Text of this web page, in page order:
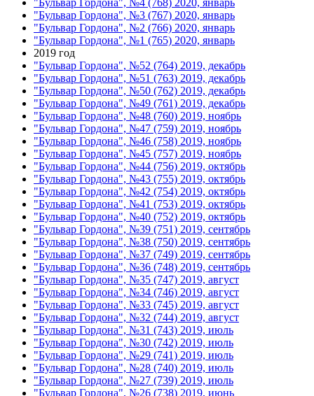
"Бульвар Гордона", №4 (768) 2020, январь
"Бульвар Гордона", №3 (767) 2020, январь
"Бульвар Гордона", №2 (766) 2020, январь
"Бульвар Гордона", №1 (765) 2020, январь
2019 год
"Бульвар Гордона", №52 (764) 2019, декабрь
"Бульвар Гордона", №51 (763) 2019, декабрь
"Бульвар Гордона", №50 (762) 2019, декабрь
"Бульвар Гордона", №49 (761) 2019, декабрь
"Бульвар Гордона", №48 (760) 2019, ноябрь
"Бульвар Гордона", №47 (759) 2019, ноябрь
"Бульвар Гордона", №46 (758) 2019, ноябрь
"Бульвар Гордона", №45 (757) 2019, ноябрь
"Бульвар Гордона", №44 (756) 2019, октябрь
"Бульвар Гордона", №43 (755) 2019, октябрь
"Бульвар Гордона", №42 (754) 2019, октябрь
"Бульвар Гордона", №41 (753) 2019, октябрь
"Бульвар Гордона", №40 (752) 2019, октябрь
"Бульвар Гордона", №39 (751) 2019, сентябрь
"Бульвар Гордона", №38 (750) 2019, сентябрь
"Бульвар Гордона", №37 (749) 2019, сентябрь
"Бульвар Гордона", №36 (748) 2019, сентябрь
"Бульвар Гордона", №35 (747) 2019, август
"Бульвар Гордона", №34 (746) 2019, август
"Бульвар Гордона", №33 (745) 2019, август
"Бульвар Гордона", №32 (744) 2019, август
"Бульвар Гордона", №31 (743) 2019, июль
"Бульвар Гордона", №30 (742) 2019, июль
"Бульвар Гордона", №29 (741) 2019, июль
"Бульвар Гордона", №28 (740) 2019, июль
"Бульвар Гордона", №27 (739) 2019, июль
"Бульвар Гордона", №26 (738) 2019, июнь